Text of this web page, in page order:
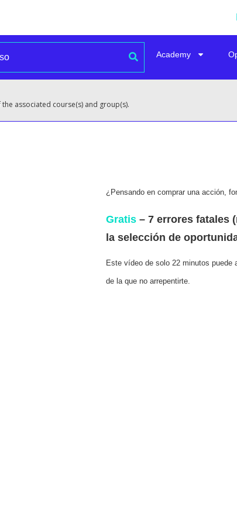
Academy
associated course(s) and group(s).
¿Pensando en comprar una acción,
Gratis– 7 errores fatales
la selección de
Este vídeo de solo 22 minutos puede
de la que no arrepentirte.